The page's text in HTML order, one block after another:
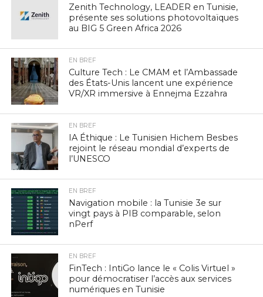
Zenith Technology, LEADER en Tunisie,
présente ses solutions photovoltaïques
au BIG 5 Green Africa 2026
EN BREF
Culture Tech : Le CMAM et l’Ambassade
des États-Unis lancent une expérience
VR/XR immersive à Ennejma Ezzahra
EN BREF
IA Éthique : Le Tunisien Hichem Besbes
rejoint le réseau mondial d’experts de
l’UNESCO
EN BREF
Navigation mobile : la Tunisie 3e sur
vingt pays à PIB comparable, selon
nPerf
EN BREF
FinTech : IntiGo lance le « Colis Virtuel »
pour démocratiser l’accès aux services
numériques en Tunisie